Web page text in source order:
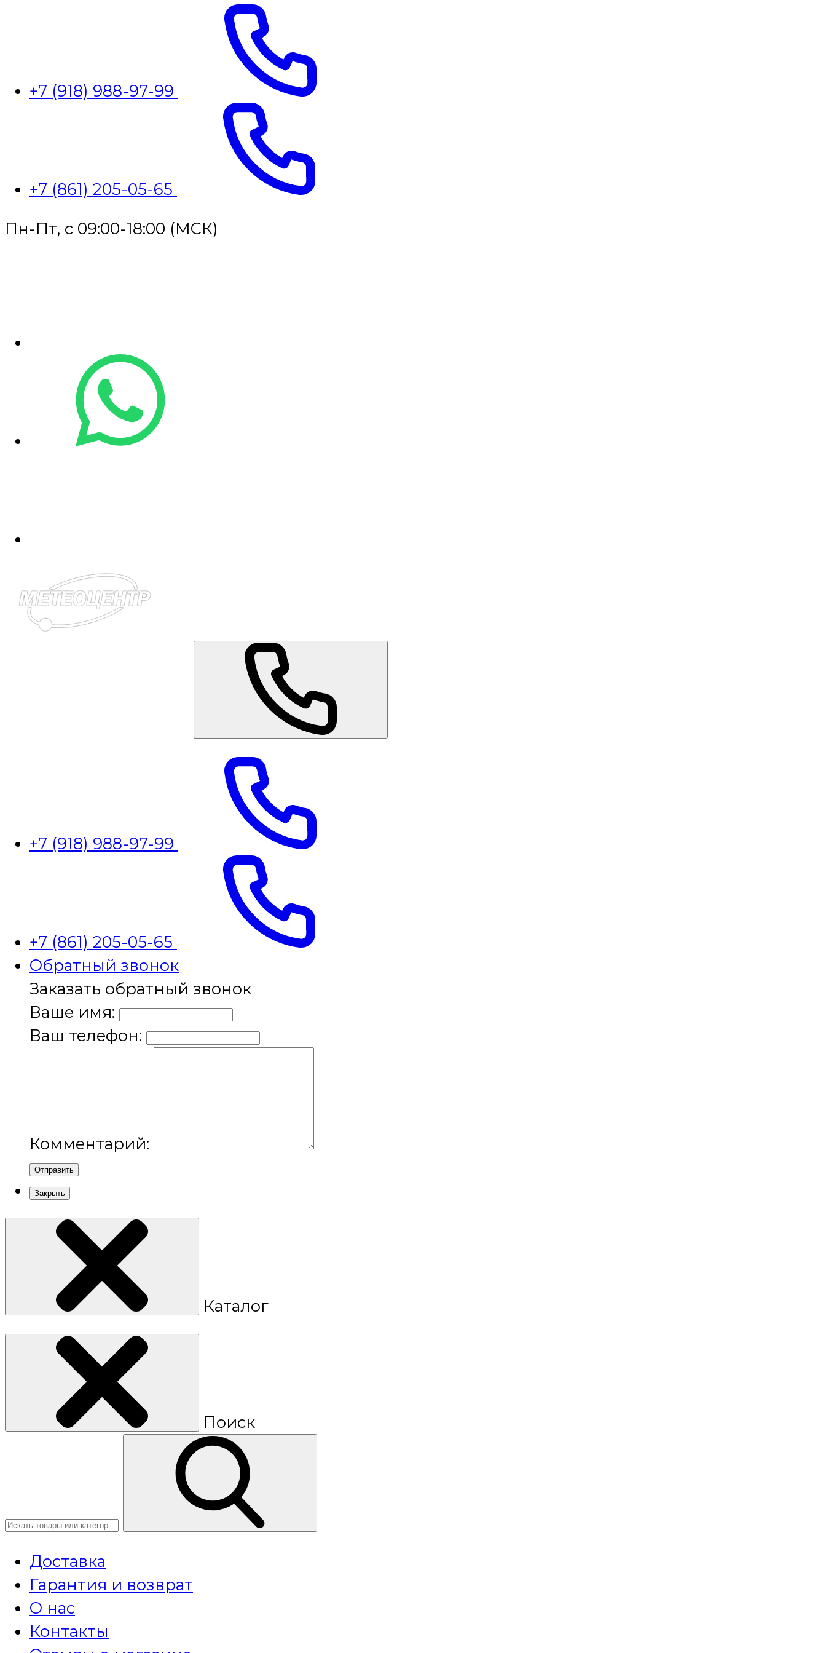
+7 (918) 988-97-99
+7 (861) 205-05-65
Пн-Пт, с 09:00-18:00 (МСК)
+7 (918) 988-97-99
+7 (861) 205-05-65
Обратный звонок
Заказать обратный звонок
Ваше имя:
Ваш телефон:
Комментарий:
Отправить
Закрыть
Каталог
Поиск
Доставка
Гарантия и возврат
О нас
Контакты